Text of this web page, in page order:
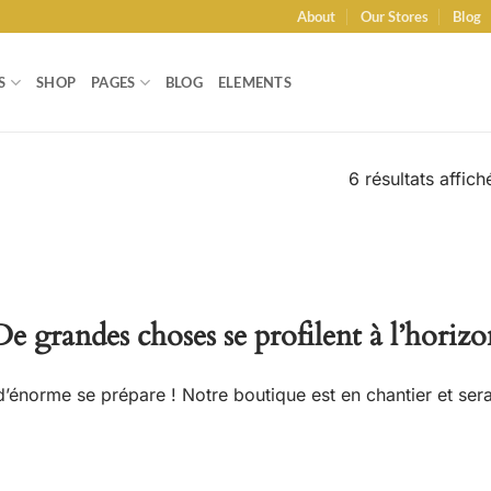
About Our Stores Blog
SHOP PAGES BLOG ELEMENTS
6 résultats
grandes choses se profilent à
se prépare ! Notre boutique est en chantier et